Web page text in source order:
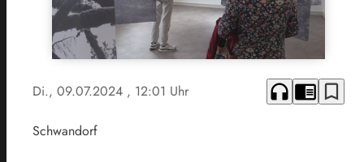
Di., 09.07.2024 , 12:01 Uhr headphones chrome_reader_mode bookmark_border
Schwandorf